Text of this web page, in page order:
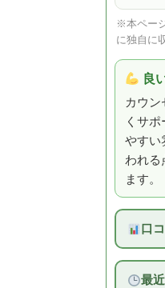
※本ペー
に独自に
良
カウン
くサ
やすい
われる
ます。
口
最